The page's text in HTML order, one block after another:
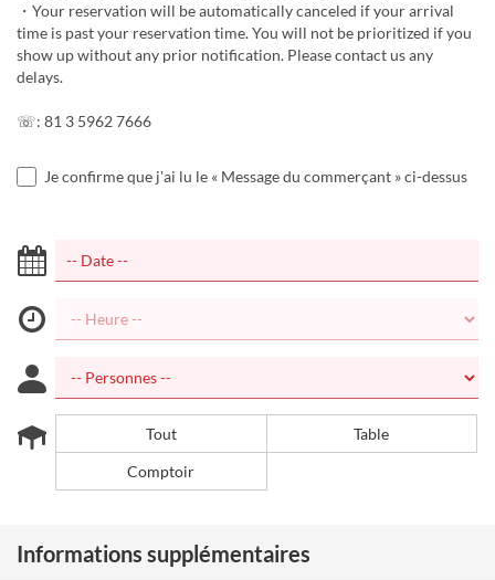
・Your reservation will be automatically canceled if your arrival
time is past your reservation time. You will not be prioritized if you
show up without any prior notification. Please contact us any
delays.
☏: 81 3 5962 7666
Je confirme que j'ai lu le « Message du commerçant » ci-dessus
Tout
Table
Comptoir
Informations supplémentaires